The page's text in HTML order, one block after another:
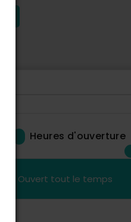
Heures d'ouverture
Ouvert tout le temps